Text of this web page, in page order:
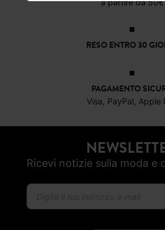
RESO ENTRO 30
PAGAMENTO
Visa, PayPal, Apple
Ricevi notizie sulla moda e